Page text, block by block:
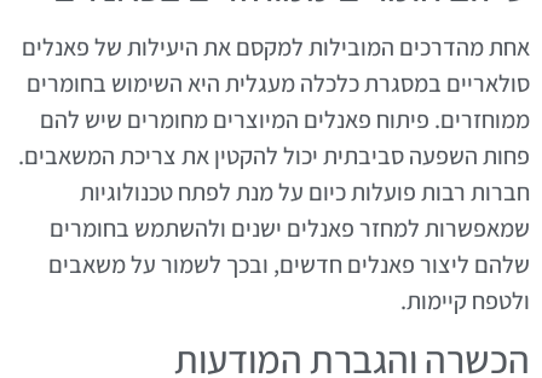
אחת מהדרכים המובילות למקסם את היעילות של פאנלים
סולאריים במסגרת כלכלה מעגלית היא השימוש בחומרים
ממוחזרים. פיתוח פאנלים המיוצרים מחומרים שיש להם
פחות השפעה סביבתית יכול להקטין את צריכת המשאבים.
חברות רבות פועלות כיום על מנת לפתח טכנולוגיות
שמאפשרות למחזר פאנלים ישנים ולהשתמש בחומרים
שלהם ליצור פאנלים חדשים, ובכך לשמור על משאבים
ולטפח קיימות.
הכשרה והגברת המודעות